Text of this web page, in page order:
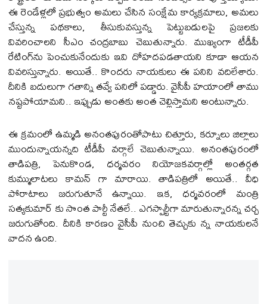
ఈ రెండేళ్ల‌లో ప్ర‌భుత్వం అమ‌లు చేసిన సంక్షేమ కార్య‌క్ర‌మాలు, అమ‌లు
చేస్తున్న ప‌థ‌కాలు, తీసుకువ‌స్తున్న పెట్టుబ‌డుల‌పై ప్ర‌జ‌ల‌కు
వివ‌రించాల‌ని సీఎం చంద్ర‌బాబు చెబుతున్నారు. ముఖ్యంగా టీడీపీ
రేటింగ్‌ను పెంచుకునేందుకు ఇవి దోహ‌ద‌ప‌డ‌తాయ‌ని కూడా ఆయన
వివ‌రిస్తున్నారు. అయితే.. కొంద‌రు నాయ‌కులు ఈ ప‌నిని వ‌దిలేశారు.
దీనికి బ‌దులుగా గ‌తాన్ని త‌వ్వే ప‌నిలో ప‌డ్డారు. వైసీపీ హ‌యాంలో తాము
న‌ష్ట‌పోయామ‌ని.. ఇప్పుడు అంత‌కు అంత చెల్లిస్తామ‌ని అంటున్నారు.
ఈ క్ర‌మంలో ఉమ్మ‌డి అనంత‌పురంతోపాటు చిత్తూరు, క‌ర్నూలు జిల్లాలు
ముందున్నాయ‌న్న‌ది టీడీపీ వ‌ర్గాలే చెబుతున్నాయి. అనంత‌పురంలో
తాడిప‌త్రి, పెనుకొండ, ధ‌ర్మ‌వ‌రం నియోజ‌క‌వ‌ర్గాల్లో అంత‌ర్గ‌త
కుమ్ములాట‌లు కామ‌న్ గా మారాయి. తాడిప‌త్రిలో అయితే.. వీధి
పోరాటాలు జ‌రుగుతూనే ఉన్నాయి. ఇక‌, ధ‌ర్మ‌వ‌రంలో మంత్రి
స‌త్య‌కుమార్‌ కు సొంత పార్టీ నేత‌లే.. ఎగ‌స్పార్టీగా మారుతున్నార‌న్న చ‌ర్చ
జ‌రుగుతోంది. దీనికి కార‌ణం వైసీపీ నుంచి తెచ్చుకు న్న నాయ‌కుల‌నే
వాద‌న ఉంది.